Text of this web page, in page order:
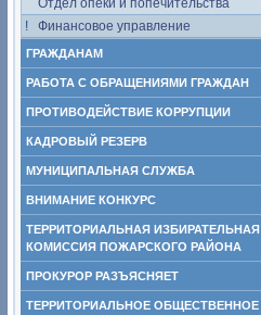
Отдел опеки и попечительства
Финансовое управление
ГРАЖДАНАМ
РАБОТА С ОБРАЩЕНИЯМИ ГРАЖДАН
ПРОТИВОДЕЙСТВИЕ КОРРУПЦИИ
КАДРОВЫЙ РЕЗЕРВ
МУНИЦИПАЛЬНАЯ СЛУЖБА
ВНИМАНИЕ КОНКУРС
ТЕРРИТОРИАЛЬНАЯ ИЗБИРАТЕЛЬНАЯ
КОМИССИЯ ПОЖАРСКОГО РАЙОНА
ПРОКУРОР РАЗЪЯСНЯЕТ
ТЕРРИТОРИАЛЬНОЕ ОБЩЕСТВЕННОЕ